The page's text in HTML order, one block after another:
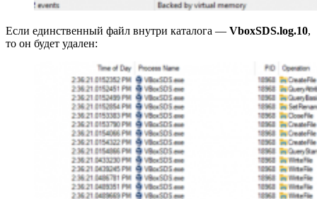
Если единственный файл внутри каталога — VboxSDS.log.10,
то он будет удален: